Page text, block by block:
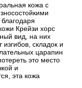
кожа с
Крейзи хорс
вид, на них
складок и
царапин
это место
и
эта кожа